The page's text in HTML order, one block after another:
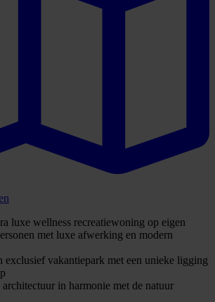
luxe wellness recreatiewoning op eigen
met luxe afwerking en modern
exclusief vakantiepark met een unieke ligging
in harmonie met de natuur